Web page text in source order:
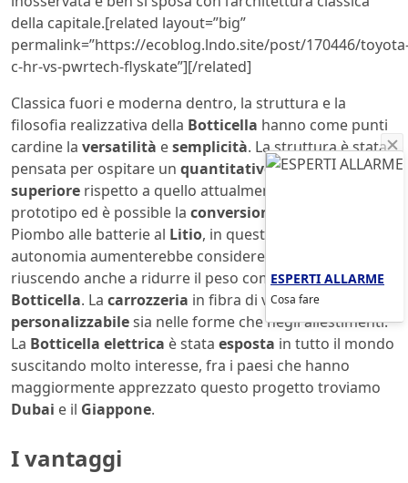
della capitale.[related layout=”big”
permalink=”https://ecoblog.lndo.site/post/170446/
c-hr-vs-pwrtech-flyskate”][/related]
Classica fuori e moderna dentro, la struttura e la
filosofia realizzativa della Botticella hanno come punti
cardine la versatilità esemplicità. La struttura è stata
pensata per ospitare un quantitativodibatterie
superiore rispetto a quello attualmente installato sul
prototipo ed è possible la conversione
Piombo alle batterie al Litio, in questo modo il range di
autonomia aumenterebbe considerevolmente
riuscendo anche a ridurre il peso complessivo della
Botticella. La carrozzeria in fibra di vetro è facilmente
personalizzabilesia nelle forme che negli allestimenti.
La Botticella elettrica è stata esposta in tutto il mondo
suscitando molto interesse, fra i paesi che hanno
maggiormente apprezzato questo progetto troviamo
Dubai e il Giappone.
I vantaggi
ESPERTI ALLARME
Cosa fare